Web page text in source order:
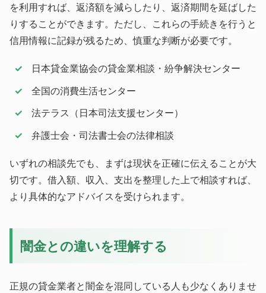
を利用すれば、返済額を減らしたり、返済期間を延ばした
りすることができます。ただし、これらの手続きを行うと
信用情報に記録が残るため、慎重な判断が必要です。
日本貸金業協会の貸金業相談・紛争解決センター
全国の消費生活センター
法テラス（日本司法支援センター）
弁護士会・司法書士会の法律相談
いずれの相談先でも、まずは現状を正確に伝えることが大
切です。借入額、収入、支出を整理した上で相談すれば、
より具体的なアドバイスを受けられます。
闇金との違いを理解する
正規の貸金業者と闇金を混同している人も少なくありませ